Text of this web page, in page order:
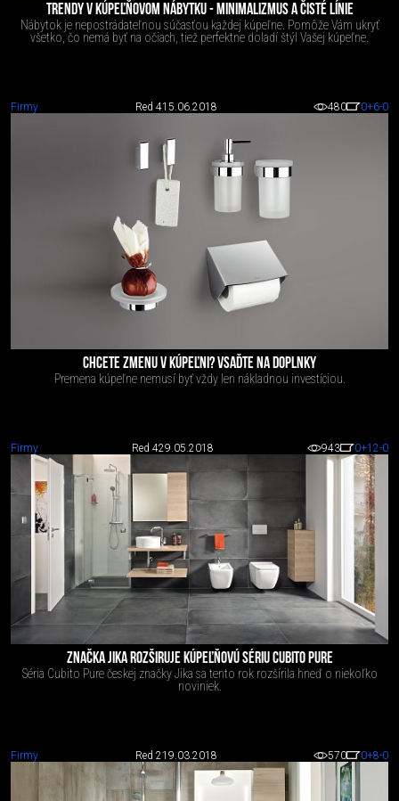
TRENDY V KÚPEĽŇOVOM NÁBYTKU - MINIMALIZMUS A ČISTÉ LÍNIE
Nábytok je nepostrádateľnou súčasťou každej kúpeľne. Pomôže Vám ukryť
všetko, čo nemá byť na očiach, tiež perfektne doladí štýl Vašej kúpeľne.
Firmy Red 415.06.2018 480 0+6-0
CHCETE ZMENU V KÚPEĽNI? VSAĎTE NA DOPLNKY
Premena kúpeľne nemusí byť vždy len nákladnou investíciou.
Firmy Red 429.05.2018 943 0+12-0
ZNAČKA JIKA ROZŠIRUJE KÚPEĽŇOVÚ SÉRIU CUBITO PURE
Séria Cubito Pure českej značky Jika sa tento rok rozšírila hneď o niekoľko
noviniek.
Firmy Red 219.03.2018 570 0+8-0